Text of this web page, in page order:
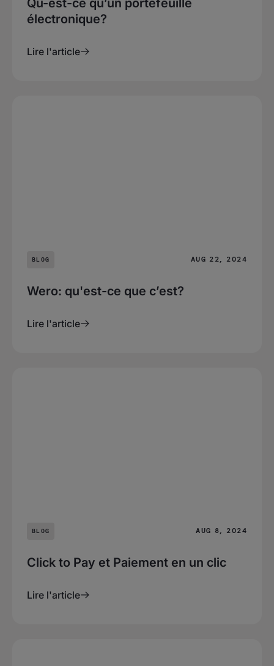
Qu-est-ce qu’un portefeuille
électronique?
Lire l'article
BLOG AUG 22, 2024
Wero: qu'est-ce que c’est?
Lire l'article
BLOG AUG 8, 2024
Click to Pay et Paiement en un clic
Lire l'article